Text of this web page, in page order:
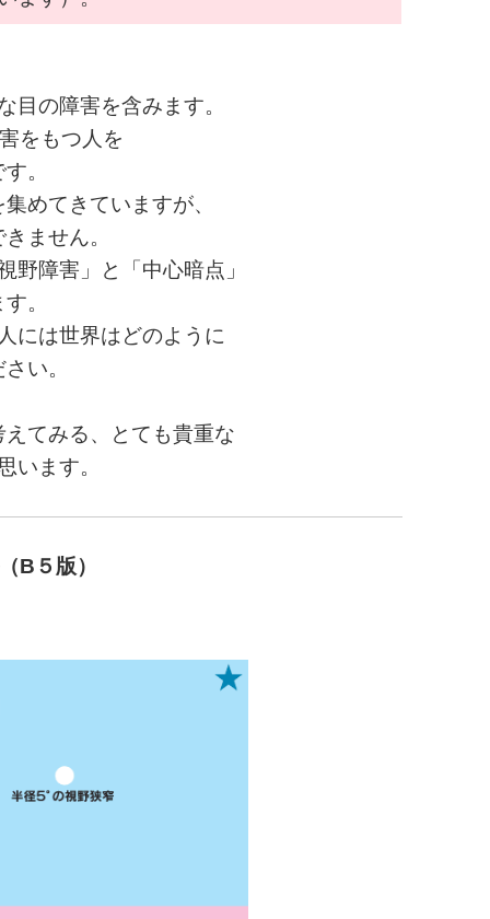
目の障害を含みます。
をもつ人を
。
めてきていますが、
ません。
野障害」と「中心暗点」
。
には世界はどのように
い。
てみる、とても貴重な
います。
B５版）